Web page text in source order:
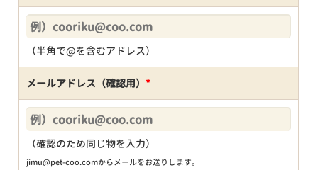
（半角で@を含むアドレス）
メールアドレス（確認用） *
（確認のため同じ物を入力）
jimu@pet-coo.comからメールをお送りします。